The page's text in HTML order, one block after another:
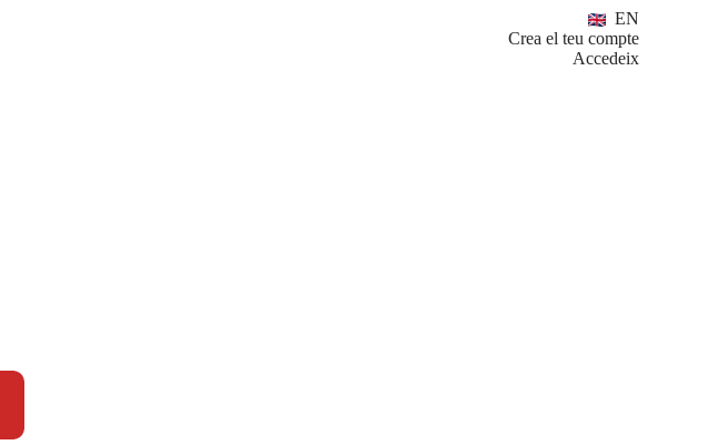
EN
Crea el teu compte
Accedeix